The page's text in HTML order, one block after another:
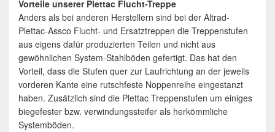
Vorteile unserer Plettac Flucht-Treppe
Anders als bei anderen Herstellern sind bei der Altrad-
Plettac-Assco Flucht- und Ersatztreppen die Treppenstufen
aus eigens dafür produzierten Teilen und nicht aus
gewöhnlichen System-Stahlböden gefertigt. Das hat den
Vorteil, dass die Stufen quer zur Laufrichtung an der jeweils
vorderen Kante eine rutschfeste Noppenreihe eingestanzt
haben. Zusätzlich sind die Plettac Treppenstufen um einiges
biegefester bzw. verwindungssteifer als herkömmliche
Systemböden.